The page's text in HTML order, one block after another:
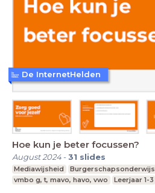
Hoe kun je beter focussen?
August 2024-31 slides
Mediawijsheid Burgerschapsonderwijs
vmbo g, t, mavo, havo, vwo
Leerjaar 1-3
De InternetHelden